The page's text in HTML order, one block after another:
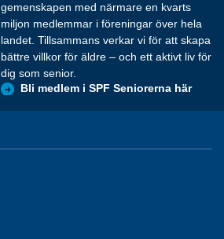
gemenskapen med närmare en kvarts
miljon medlemmar i föreningar över hela
landet. Tillsammans verkar vi för att skapa
bättre villkor för äldre – och ett aktivt liv för
dig som senior.
Bli medlem i SPF Seniorerna här